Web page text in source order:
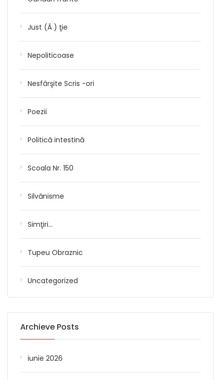
Just (Ă ) ţie
Nepoliticoase
Nesfârşite Scris -ori
Poezii
Politică intestină
Scoala Nr. 150
Silvănisme
Simţiri…
Tupeu Obraznic
Uncategorized
Archieve Posts
iunie 2026